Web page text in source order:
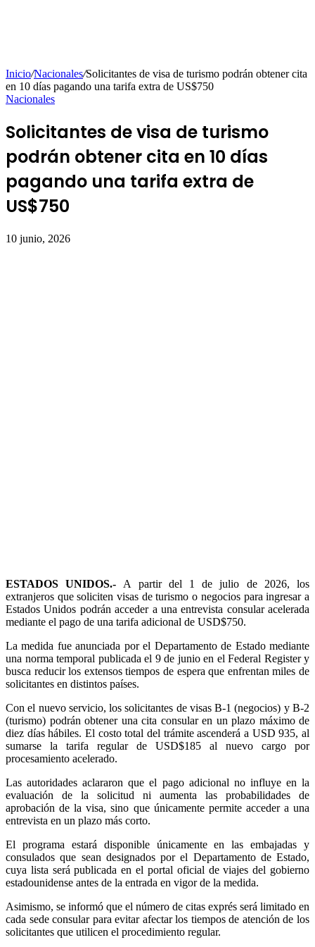
Inicio/Nacionales/Solicitantes de visa de turismo podrán obtener cita
en 10 días pagando una tarifa extra de US$750
Nacionales
Solicitantes de visa de turismo
podrán obtener cita en 10 días
pagando una tarifa extra de
US$750
10 junio, 2026
ESTADOS UNIDOS.- A partir del 1 de julio de 2026, los
extranjeros que soliciten visas de turismo o negocios para ingresar a
Estados Unidos podrán acceder a una entrevista consular acelerada
mediante el pago de una tarifa adicional de USD$750.
La medida fue anunciada por el Departamento de Estado mediante
una norma temporal publicada el 9 de junio en el Federal Register y
busca reducir los extensos tiempos de espera que enfrentan miles de
solicitantes en distintos países.
Con el nuevo servicio, los solicitantes de visas B-1 (negocios) y B-2
(turismo) podrán obtener una cita consular en un plazo máximo de
diez días hábiles. El costo total del trámite ascenderá a USD 935, al
sumarse la tarifa regular de USD$185 al nuevo cargo por
procesamiento acelerado.
Las autoridades aclararon que el pago adicional no influye en la
evaluación de la solicitud ni aumenta las probabilidades de
aprobación de la visa, sino que únicamente permite acceder a una
entrevista en un plazo más corto.
El programa estará disponible únicamente en las embajadas y
consulados que sean designados por el Departamento de Estado,
cuya lista será publicada en el portal oficial de viajes del gobierno
estadounidense antes de la entrada en vigor de la medida.
Asimismo, se informó que el número de citas exprés será limitado en
cada sede consular para evitar afectar los tiempos de atención de los
solicitantes que utilicen el procedimiento regular.